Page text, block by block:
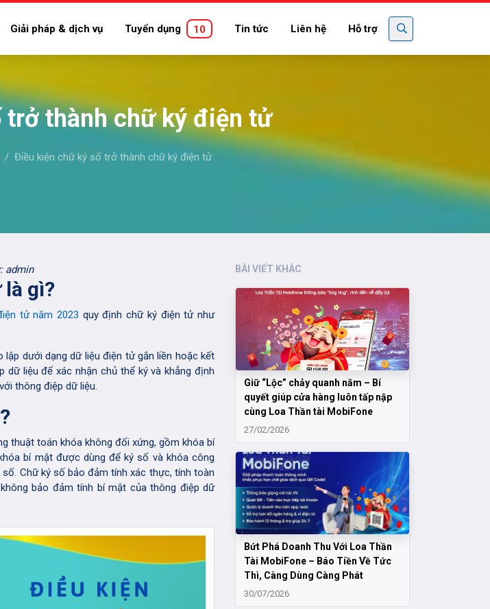
Giải pháp & dịch vụ Tuyển dụng 10 Tin tức Liên hệ Hỗ trợ
thành chữ ký điện tử
Điều kiện chữ ký số trở thành chữ ký điện tử
admin
là gì?
tử năm 2023 quy định chữ ký điện tử như
lập dưới dạng dữ liệu điện tử gắn liền hoặc kết
liệu để xác nhận chủ thể ký và khẳng định
thông điệp dữ liệu.
thuật toán khóa không đối xứng, gồm khóa bí
bí mật được dùng để ký số và khóa công
Chữ ký số bảo đảm tính xác thực, tính toàn
bảo đảm tính bí mật của thông điệp dữ
BÀI VIẾT KHÁC
Giữ “Lộc” chảy quanh năm – Bí
quyết giúp cửa hàng luôn tấp nập
cùng Loa Thần tài MobiFone
27/02/2026
Bứt Phá Doanh Thu Với Loa Thần
Tài MobiFone – Báo Tiền Về Tức
Thì, Càng Dùng Càng Phát
30/07/2026